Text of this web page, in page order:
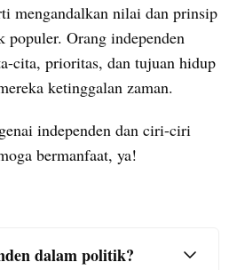
mengandalkan nilai dan prinsip
Orang independen
cita, prioritas, dan tujuan hidup
ketinggalan zaman.
independen dan ciri-ciri
bermanfaat, ya!
dalam politik?